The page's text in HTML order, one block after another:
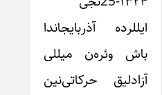
ایللرده آذربایجاندا
باش وئره‌ن میللی
آزادلیق حرکاتی‌نین